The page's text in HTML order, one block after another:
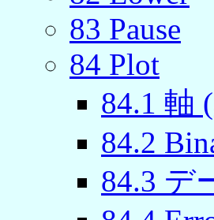
83 Pause
84 Plot
84.1 軸
84.2
84.3 デ